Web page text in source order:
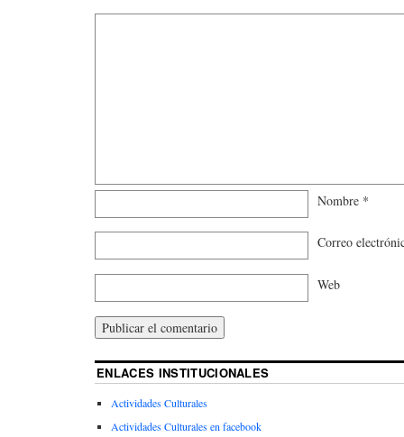
Nombre *
Correo
Web
ENLACES INSTITUCIONALES
Actividades Culturales
Actividades Culturales en facebook